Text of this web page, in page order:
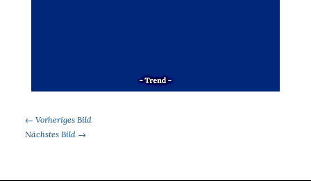
← Vorheriges Bild
Nächstes Bild →